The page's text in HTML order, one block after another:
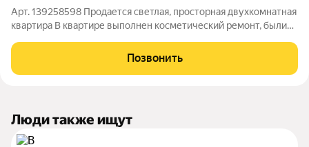
Арт. 139258598 Продается светлая, просторная двухкомнатная
квартира В квартире выполнен косметический ремонт, были
хорошая шумоизоляция. В квартире высокие потолки.В
квартире установлена
Позвонить
Люди также ищут